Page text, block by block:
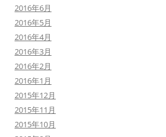
2016年6月
2016年5月
2016年4月
2016年3月
2016年2月
2016年1月
2015年12月
2015年11月
2015年10月